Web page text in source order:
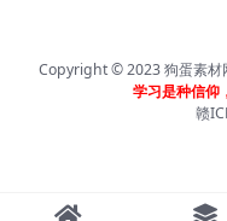
Copyright © 2023狗蛋素
学习是种信仰
赣